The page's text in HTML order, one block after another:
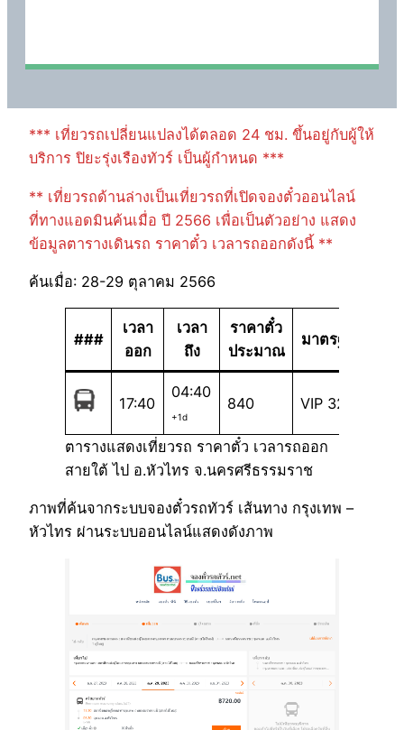
*** เที่ยวรถเปลี่ยนแปลงได้ตลอด 24 ชม. ขึ้นอยู่กับผู้ให้
บริการ ปิยะรุ่งเรืองทัวร์ เป็นผู้กำหนด ***
** เที่ยวรถด้านล่างเป็นเที่ยวรถที่เปิดจองตั๋วออนไลน์
ที่ทางแอดมินค้นเมื่อ ปี 2566 เพื่อเป็นตัวอย่าง แสดง
ข้อมูลตารางเดินรถ ราคาตั๋ว เวลารถออกดังนี้ **
ค้นเมื่อ: 28-29 ตุลาคม 2566
###
เวลา
ออก
เวลา
ถึง
ราคาตั๋ว
ประมาณ
มาตรฐาน
17:40
04:40
+1d
840 VIP 32
ตารางแสดงเที่ยวรถ ราคาตั๋ว เวลารถออก
สายใต้ ไป อ.หัวไทร จ.นครศรีธรรมราช
ภาพที่ค้นจากระบบจองตั๋วรถทัวร์ เส้นทาง กรุงเทพ –
หัวไทร ผ่านระบบออนไลน์แสดงดังภาพ